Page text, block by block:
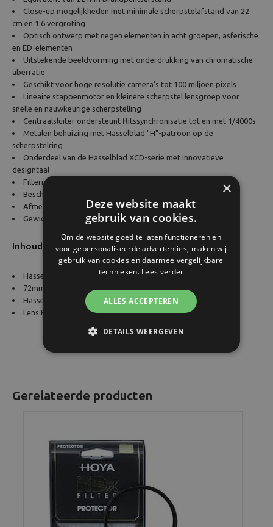
Close-up mogelijkheden met minimale scherpstelafstand van 22
cm en 1:6 vergroting
Optisch ontwerp met negen elementen in acht groepen, asferische
en ED-elementen
Uitstekende beeldvorming met onderdrukking van chromatische
aberratie
Geschikt voor hoge resolutie camera's tot 100 miljoen pixels
Lineaire stappenmotor en kleinere scherpstel lensgroep voor
snelle en nauwkeurige scherpstelling
Centraalsluiter ondersteunt flitssynchronisatie tot en met 1/4000s
Metalen behuizing met Hasselblad "H"-patroon op de
scherpstelring
Onderdeel van de Hasselblad XCD-serie met innovatieve
designtaal
Filtermaat: 72mm
Beschermingsklasse: IP52
Afmeting: 75 x 43.5mm
Gewicht: 245 g
Inhoud
Hasselblad XCD 4,0/28P
72mm Front Lens Cap
Hasselblad XCD Rear Lens Cap
Lens Pouch
Gerelateerde producten
×
Deze website maakt
gebruik van cookies.
Om de website goed te laten functioneren en
voor gepersonaliseerde advertenties, maken wij
gebruik van cookies en daarmee vergelijkbare
technieken. Lees verder
ALLES ACCEPTEREN
DETAILS WEERGEVEN